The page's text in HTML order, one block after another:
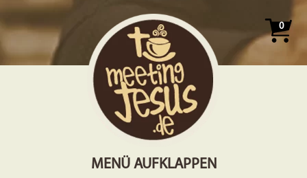
0
MENÜ AUFKLAPPEN